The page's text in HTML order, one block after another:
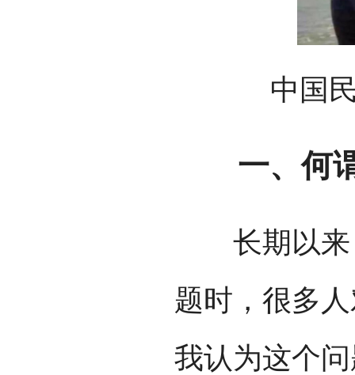
中国民
一、何谓
长期以来
题时，很多
我认为这个